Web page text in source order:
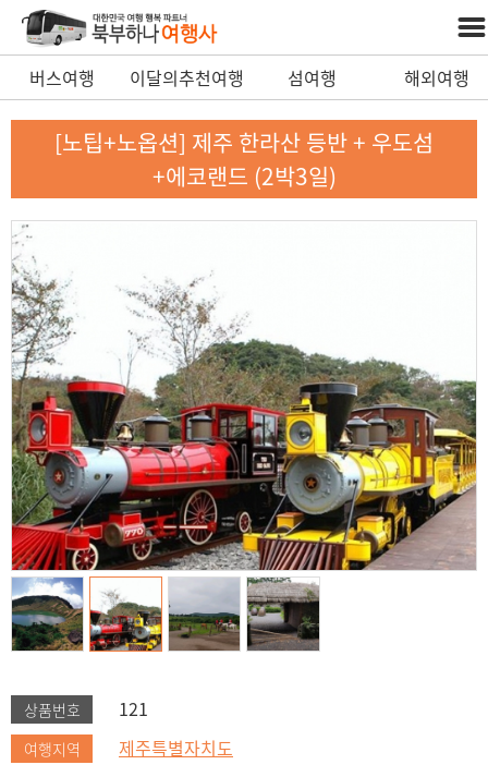
버스여행 이달의추천여행 섬여행 해외여행
[노팁+노옵션] 제주 한라산 등반 + 우도섬
+에코랜드 (2박3일)
상품번호 121
여행지역 제주특별자치도